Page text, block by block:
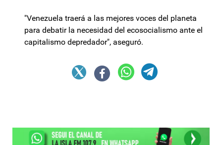
"Venezuela traerá a las mejores voces del planeta
para debatir la necesidad del ecosocialismo ante el
capitalismo depredador", aseguró.